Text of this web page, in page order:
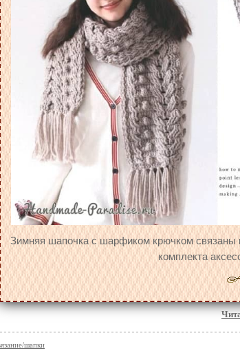
Зимняя шапочка с шарфиком крючком
комплекта
шапки